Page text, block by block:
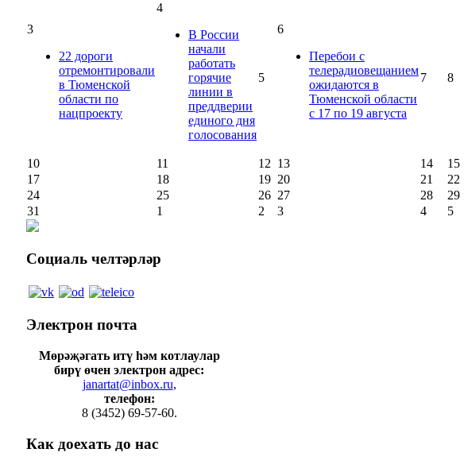
3
22 дороги
отремонтировали
в Тюменской
области по
нацпроекту
4
В России
начали
работать
горячие
линии в
преддверии
единого дня
голосования
5
6
Перебои с
телерадиовещанием
ожидаются в
Тюменской области
с 17 по 19 августа
7 8
10 11 12 13 14 15
17
18 19 20 21 22
24
25 26 27 28 29
31
1 2 3 4 5
Социаль челтәрләр
Электрон почта
Мөрәҗәгать итү һәм котлаулар
бирү өчен электрон адрес:
janartat@inbox.ru,
телефон:
8 (3452) 69-57-60.
Как доехать до нас